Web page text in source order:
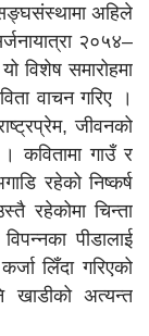
अहिले
२०५४–
विशेष समारोहमा
वाचन गरिए ।
जीवनको
कवितामा गाउँ र
रहेको निष्कर्ष
रहेकोमा चिन्ता
पीडालाई
लिँदा गरिएको
खाडीको अत्यन्त